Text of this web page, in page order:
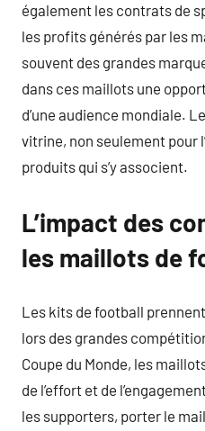
également les contrats de
les profits générés par les
souvent des grandes
dans ces maillots une
d’une audience mondiale.
vitrine, non seulement pour
produits qui s’y associent.
L’impact des
les maillots de
Les kits de football
lors des grandes
Coupe du Monde, les
de l’effort et de
les supporters, porter le